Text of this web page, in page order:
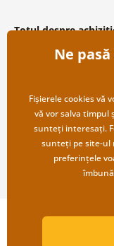
Totul despre
Condiții și termeni
Protecția datelor
Transport și modalități
Returnare
Ne
Fișierele cookies vă
vă vor salva timpul
sunteți interesați.
sunteți pe site-ul
preferințele